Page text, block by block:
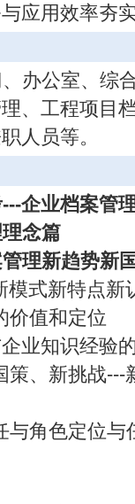
应用效率夯
办公室、综
、工程项目
人员等。
企业档案管
念篇
理新趋势新
模式新特点新
价值和定位
业知识经验
策、新挑战---
与角色定位与